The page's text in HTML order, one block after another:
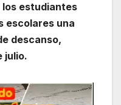
los estudiantes
escolares una
descanso,
julio.